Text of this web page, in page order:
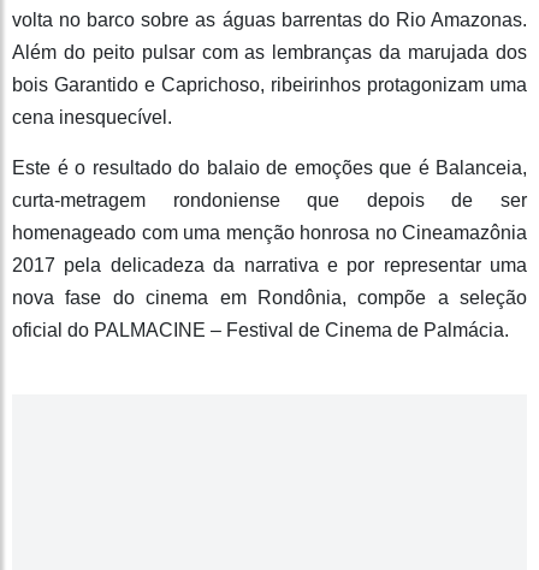
volta no barco sobre as águas barrentas do Rio Amazonas.
Além do peito pulsar com as lembranças da marujada dos
bois Garantido e Caprichoso, ribeirinhos protagonizam uma
cena inesquecível.
Este é o resultado do balaio de emoções que é Balanceia,
curta-metragem rondoniense que depois de ser
homenageado com uma menção honrosa no Cineamazônia
2017 pela delicadeza da narrativa e por representar uma
nova fase do cinema em Rondônia, compõe a seleção
oficial do PALMACINE – Festival de Cinema de Palmácia.